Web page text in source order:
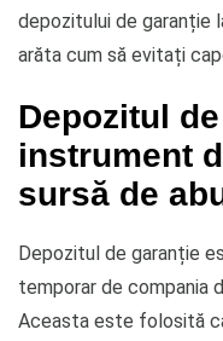
depozitului de garanție
arăta cum să evitați
Depozitul
instrument
sursă de
Depozitul de garanție
temporar de compania
Aceasta este folosită